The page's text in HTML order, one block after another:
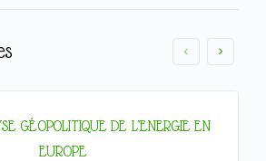
GÉOPOLITIQUE DE L’ENERGIE EN
EUROPE